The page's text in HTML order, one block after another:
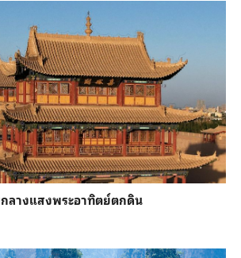
ลางแสงพระอาทิตย์ตกดิน